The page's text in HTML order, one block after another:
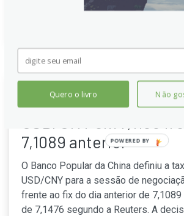
Continue lendo
PBOC fixa a taxa de
7,1089 anterior
O Banco Popular da China definiu a
USD/CNY para a sessão de
frente ao fix do dia anterior de
de 7,1476 segundo a Reuters. A
Quero o livro Não
POWERED BY